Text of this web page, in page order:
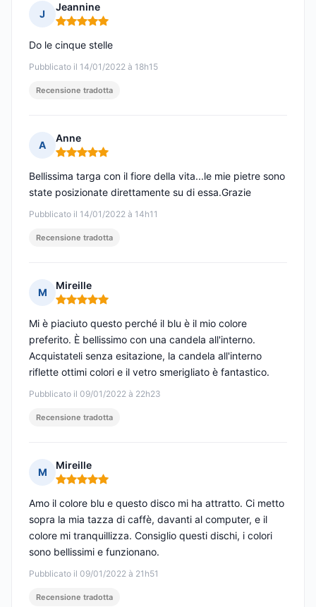
J
Jeannine
Nota: 5 su 5
Pubblicato il 14/01/2022 à 18h15
Do le cinque stelle
Recensione tradotta
A
Anne
Nota: 5 su 5
Pubblicato il 14/01/2022 à 14h11
Bellissima targa con il fiore della vita...le mie pietre sono
state posizionate direttamente su di essa.Grazie
Recensione tradotta
M
Mireille
Nota: 5 su 5
Pubblicato il 09/01/2022 à 22h23
Mi è piaciuto questo perché il blu è il mio colore
preferito. È bellissimo con una candela all'interno.
Acquistateli senza esitazione, la candela all'interno
riflette ottimi colori e il vetro smerigliato è fantastico.
Recensione tradotta
M
Mireille
Nota: 5 su 5
Pubblicato il 09/01/2022 à 21h51
Amo il colore blu e questo disco mi ha attratto. Ci metto
sopra la mia tazza di caffè, davanti al computer, e il
colore mi tranquillizza. Consiglio questi dischi, i colori
sono bellissimi e funzionano.
Recensione tradotta